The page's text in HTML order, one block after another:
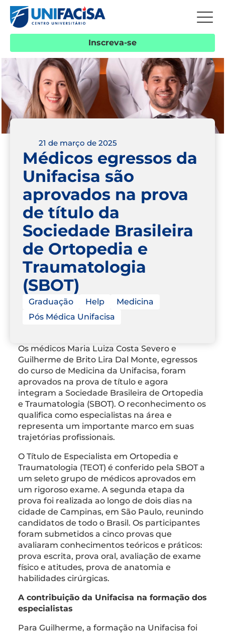
Inscreva-se
21 de março de 2025
Médicos egressos da
Unifacisa são
aprovados na prova
de título da
Sociedade Brasileira
de Ortopedia e
Traumatologia
(SBOT)
Graduação Help
Medicina
Pós Médica Unifacisa
Os médicos Maria Luiza Costa Severo e
Guilherme de Brito Lira Dal Monte, egressos
do curso de Medicina da Unifacisa, foram
aprovados na prova de título e agora
integram a Sociedade Brasileira de Ortopedia
e Traumatologia (SBOT). O reconhecimento os
qualifica como especialistas na área e
representa um importante marco em suas
trajetórias profissionais.
O Título de Especialista em Ortopedia e
Traumatologia (TEOT) é conferido pela SBOT a
um seleto grupo de médicos aprovados em
um rigoroso exame. A segunda etapa da
prova foi realizada ao longo de dois dias na
cidade de Campinas, em São Paulo, reunindo
candidatos de todo o Brasil. Os participantes
foram submetidos a cinco provas que
avaliaram conhecimentos teóricos e práticos:
prova escrita, prova oral, avaliação de exame
físico e atitudes, prova de anatomia e
habilidades cirúrgicas.
A contribuição da Unifacisa na formação dos
especialistas
Para Guilherme, a formação na Unifacisa foi